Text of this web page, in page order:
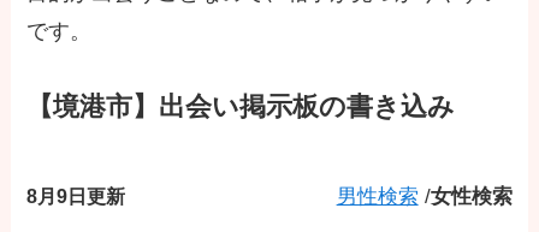
です。
【境港市】出会い掲示板の書き込み
8月9日更新 男性検索 /女性検索